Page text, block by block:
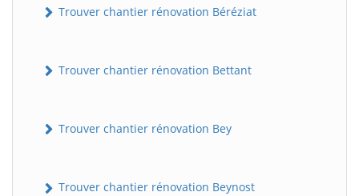
Trouver chantier rénovation Béréziat
Trouver chantier rénovation Bettant
Trouver chantier rénovation Bey
Trouver chantier rénovation Beynost